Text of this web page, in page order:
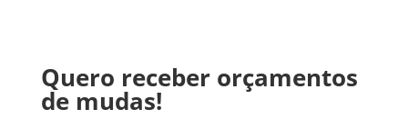
Quero receber orçamentos
de mudas!